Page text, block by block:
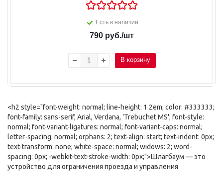
Есть в наличии
790 руб./шт
В корзину
<h2 style="font-weight: normal; line-height: 1.2em; color: #333333;
font-family: sans-serif, Arial, Verdana, 'Trebuchet MS'; font-style:
normal; font-variant-ligatures: normal; font-variant-caps: normal;
letter-spacing: normal; orphans: 2; text-align: start; text-indent: 0px;
text-transform: none; white-space: normal; widows: 2; word-
spacing: 0px; -webkit-text-stroke-width: 0px;">Шлагбаум — это
устройство для ограничения проезда и управления